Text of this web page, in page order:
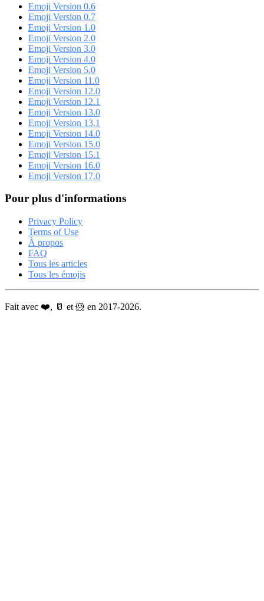
Emoji Version 0.6
Emoji Version 0.7
Emoji Version 1.0
Emoji Version 2.0
Emoji Version 3.0
Emoji Version 4.0
Emoji Version 5.0
Emoji Version 11.0
Emoji Version 12.0
Emoji Version 12.1
Emoji Version 13.0
Emoji Version 13.1
Emoji Version 14.0
Emoji Version 15.0
Emoji Version 15.1
Emoji Version 16.0
Emoji Version 17.0
Pour plus d'informations
Privacy Policy
Terms of Use
À propos
FAQ
Tous les articles
Tous les émojis
Fait avec ❤️, 🥛 et 🐹 en 2017-2026.